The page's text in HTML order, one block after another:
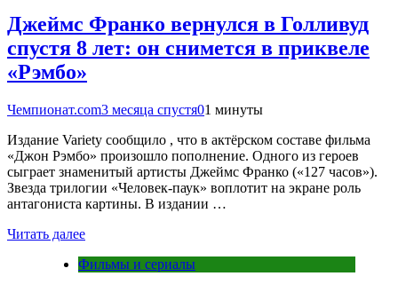
Джеймс Франко вернулся в Голливуд
спустя 8 лет: он снимется в приквеле
«Рэмбо»
Чемпионат.com3 месяца спустя01 минуты
Издание Variety сообщило , что в актёрском составе фильма
«Джон Рэмбо» произошло пополнение. Одного из героев
сыграет знаменитый артисты Джеймс Франко («127 часов»).
Звезда трилогии «Человек-паук» воплотит на экране роль
антагониста картины. В издании …
Читать далее
Фильмы и сериалы